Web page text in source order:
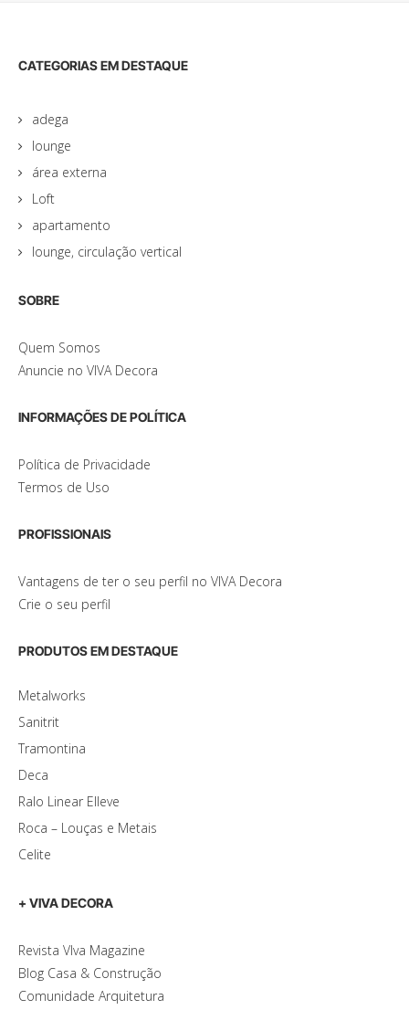
CATEGORIAS EM DESTAQUE
adega
lounge
área externa
Loft
apartamento
lounge, circulação vertical
SOBRE
Quem Somos
Anuncie no VIVA Decora
INFORMAÇÕES DE POLÍTICA
Política de Privacidade
Termos de Uso
PROFISSIONAIS
Vantagens de ter o seu perfil no VIVA Decora
Crie o seu perfil
PRODUTOS EM DESTAQUE
Metalworks
Sanitrit
Tramontina
Deca
Ralo Linear Elleve
Roca – Louças e Metais
Celite
+ VIVA DECORA
Revista VIva Magazine
Blog Casa & Construção
Comunidade Arquitetura